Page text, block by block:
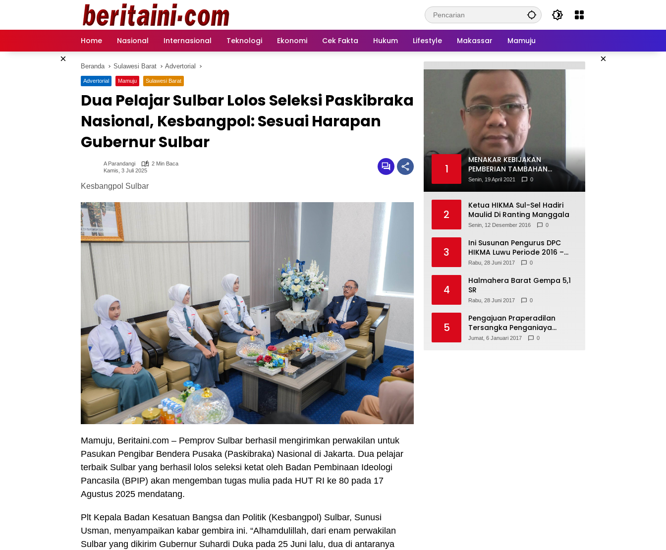
Home Nasional Internasional Teknologi Ekonomi Cek Fakta Hukum Lifestyle Makassar Mamuju
× ×
Beranda Sulawesi Barat Advertorial
Advertorial Mamuju Sulawesi Barat
Dua Pelajar Sulbar Lolos Seleksi Paskibraka
Nasional, Kesbangpol: Sesuai Harapan
Gubernur Sulbar
A Parandangi
2 Min Baca
Kamis, 3 Juli 2025
Kesbangpol Sulbar
Mamuju, Beritaini.com – Pemprov Sulbar berhasil mengirimkan perwakilan untuk
Pasukan Pengibar Bendera Pusaka (Paskibraka) Nasional di Jakarta. Dua pelajar
terbaik Sulbar yang berhasil lolos seleksi ketat oleh Badan Pembinaan Ideologi
Pancasila (BPIP) akan mengemban tugas mulia pada HUT RI ke 80 pada 17
Agustus 2025 mendatang.
Plt Kepala Badan Kesatuan Bangsa dan Politik (Kesbangpol) Sulbar, Sunusi
Usman, menyampaikan kabar gembira ini. “Alhamdulillah, dari enam perwakilan
Sulbar yang dikirim Gubernur Suhardi Duka pada 25 Juni lalu, dua di antaranya
1
MENAKAR KEBIJAKAN
PEMBERIAN TAMBAHAN
PENGHASILAN PEGAWAI (TPP)
Senin, 19 April 2021 0
2
Ketua HIKMA Sul-Sel Hadiri
Maulid Di Ranting Manggala
Senin, 12 Desember 2016 0
3
Ini Susunan Pengurus DPC
HIKMA Luwu Periode 2016 –
2021
Rabu, 28 Juni 2017 0
4
Halmahera Barat Gempa 5,1
SR
Rabu, 28 Juni 2017 0
5
Pengajuan Praperadilan
Tersangka Penganiaya
Tamara Bleszynski, Ditolak
Jumat, 6 Januari 2017 0